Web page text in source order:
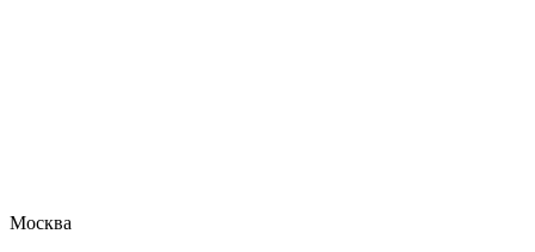
Москва